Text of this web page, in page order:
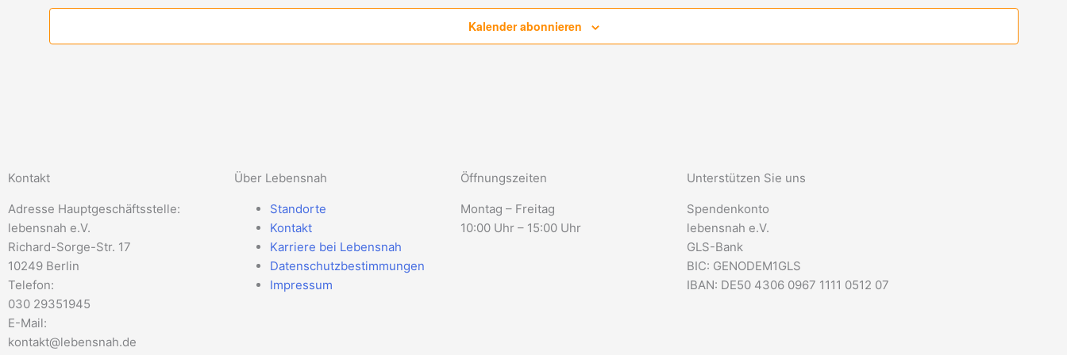
Kalender abonnieren
Kontakt
Adresse Hauptgeschäftsstelle:
lebensnah e.V.
Richard-Sorge-Str. 17
10249 Berlin
Telefon:
030 29351945
E-Mail:
kontakt@lebensnah.de
Über Lebensnah
Standorte
Kontakt
Karriere bei Lebensnah
Datenschutzbestimmungen
Impressum
Öffnungszeiten
Montag – Freitag
10:00 Uhr – 15:00 Uhr
Unterstützen Sie uns
Spendenkonto
lebensnah e.V.
GLS-Bank
BIC: GENODEM1GLS
IBAN: DE50 4306 0967 1111 0512 07